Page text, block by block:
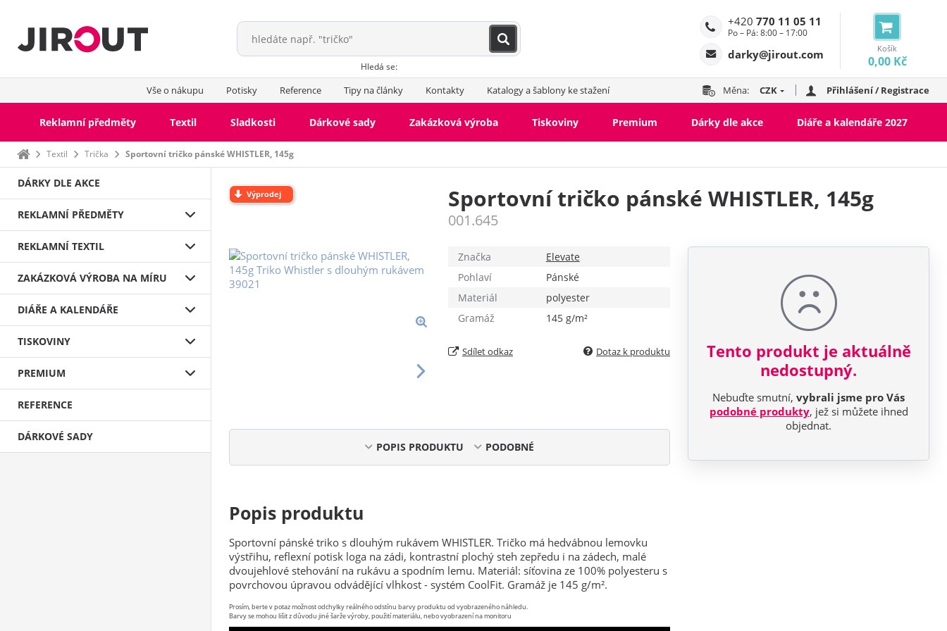
Košík
0,00 Kč
+420 770 11 05 11
Po – Pá: 8:00 – 17:00
darky@jirout.com
Hledá se:
Vše o nákupu Potisky Reference Tipy na články Kontakty Katalogy a šablony ke stažení Měna: CZK Přihlášení / Registrace
Reklamní předměty Textil Sladkosti Dárkové sady Zakázková výroba Tiskoviny Premium Dárky dle akce Diáře a kalendáře 2027
Domů Textil Trička Sportovní tričko pánské WHISTLER, 145g
DÁRKY DLE AKCE
REKLAMNÍ PŘEDMĚTY
REKLAMNÍ TEXTIL
ZAKÁZKOVÁ VÝROBA NA MÍRU
DIÁŘE A KALENDÁŘE
TISKOVINY
PREMIUM
REFERENCE
DÁRKOVÉ SADY
Sportovní tričko pánské WHISTLER, 145g
001.645
Výprodej
Tento produkt je aktuálně
nedostupný.
Nebuďte smutní,vybrali jsme pro Vás
podobné produkty, jež si můžete ihned
objednat.
Značka
Elevate
Pohlaví
Pánské
Materiál
polyester
Gramáž
145 g/m²
Sdílet odkaz Dotaz k produktu
POPIS PRODUKTU PODOBNÉ
Popis produktu
Sportovní pánské triko s dlouhým rukávem WHISTLER. Tričko má hedvábnou lemovku
výstřihu, reflexní potisk loga na zádi, kontrastní plochý steh zepředu i na zádech, malé
dvoujehlové stehování na rukávu a spodním lemu. Materiál: síťovina ze 100% polyesteru s
povrchovou úpravou odvádějící vlhkost - systém CoolFit. Gramáž je 145 g/m².
Prosím, berte v potaz možnost odchylky reálného odstínu barvy produktu od vyobrazeného náhledu.
Barvy se mohou lišit z důvodu jiné šarže výroby, použití materiálu, nebo vyobrazení na monitoru